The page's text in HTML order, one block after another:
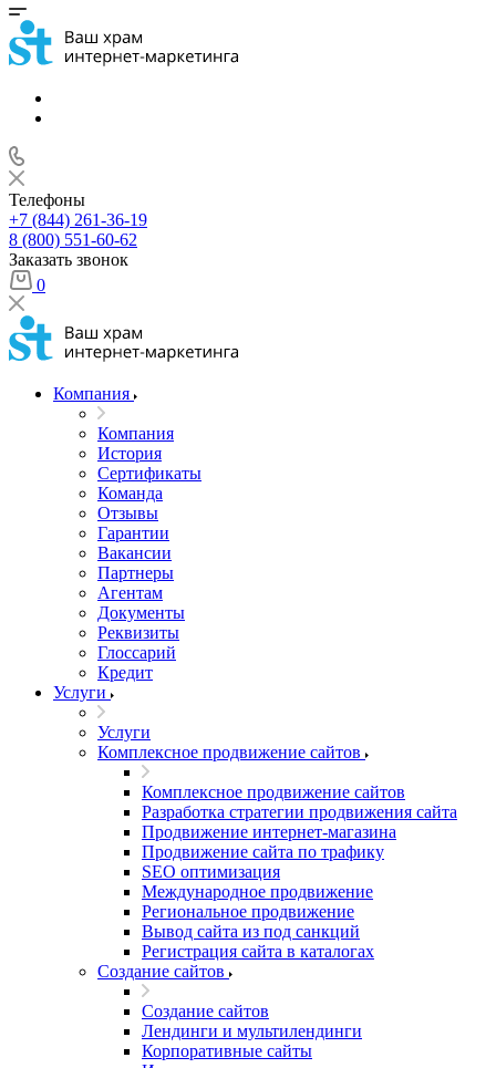
Телефоны
+7 (844) 261-36-19
8 (800) 551-60-62
Заказать звонок
0
Компания
Компания
История
Сертификаты
Команда
Отзывы
Гарантии
Вакансии
Партнеры
Агентам
Документы
Реквизиты
Глоссарий
Кредит
Услуги
Услуги
Комплексное продвижение сайтов
Комплексное продвижение сайтов
Разработка стратегии продвижения сайта
Продвижение интернет-магазина
Продвижение сайта по трафику
SEO оптимизация
Международное продвижение
Региональное продвижение
Вывод сайта из под санкций
Регистрация сайта в каталогах
Создание сайтов
Создание сайтов
Лендинги и мультилендинги
Корпоративные сайты